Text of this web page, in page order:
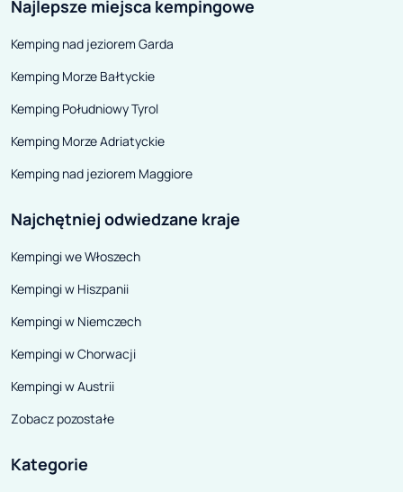
Najlepsze miejsca kempingowe
Kemping nad jeziorem Garda
Kemping Morze Bałtyckie
Kemping Południowy Tyrol
Kemping Morze Adriatyckie
Kemping nad jeziorem Maggiore
Najchętniej odwiedzane kraje
Kempingi we Włoszech
Kempingi w Hiszpanii
Kempingi w Niemczech
Kempingi w Chorwacji
Kempingi w Austrii
Zobacz pozostałe
Kategorie